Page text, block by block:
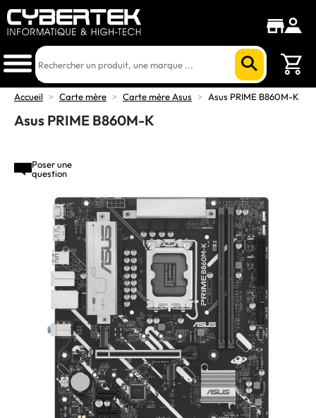
Accueil > Carte mère > Carte mère Asus > Asus PRIME B860M-K
Asus PRIME B860M-K
Poser une
question